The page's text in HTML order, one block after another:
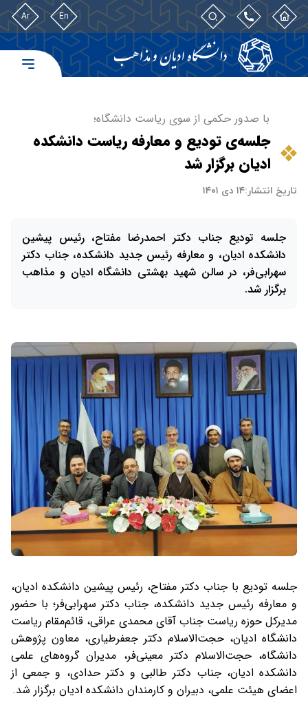
En
Ar
با صدور حکمی از سوی ریاست دانشگاه؛
جلسه‌ی تودیع و معارفه ریاست دانشکده
ادیان برگزار شد
تاریخ انتشار:۱۴ دی ۱۴۰۱
جلسه تودیع جناب دکتر احمدرضا مفتاح، رئیس پیشین
دانشکده ادیان، و معارفه رئیس جدید دانشکده، جناب دکتر
سهرابی‌فر، در سالن شهید بهشتی دانشگاه ادیان و مذاهب
برگزار شد.
جلسه تودیع با جناب دکتر مفتاح، رئیس پیشین دانشکده ادیان،
و معارفه رئیس جدید دانشکده، جناب دکتر سهرابی‌فر؛ با حضور
مدیرکل حوزه ریاست جناب آقای محمدی عراقی، قائم‌مقام ریاست
دانشگاه ادیان، حجت‌الاسلام دکتر جعفرطیاری، معاون پژوهش
دانشگاه، حجت‌الاسلام دکتر معینی‌فر، مدیران گروه‌های علمی
دانشکده ادیان، جناب دکتر طالبی و دکتر حدادی، و جمعی از
اعضای هیئت علمی، دبیران و کارمندان دانشکده ادیان برگزار شد.